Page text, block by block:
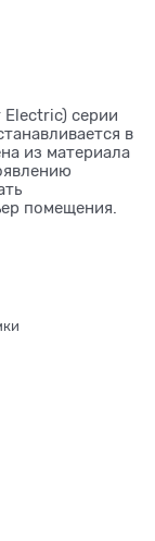
Electric) серии
в
из материала
помещения.